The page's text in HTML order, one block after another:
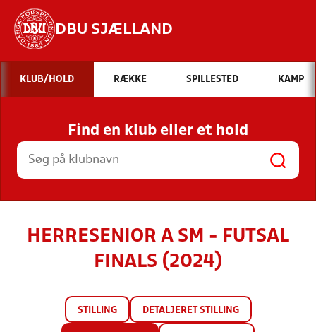
DBU SJÆLLAND
Hvad vil du søge efter?
INDHOLD OG NYHEDER
STILLINGER, RESULTATER, KLUBBER OG
HOLD
KLUB/HOLD RÆKKE SPILLESTED KAMP
Find en klub eller et hold
HERRESENIOR A SM - FUTSAL
FINALS (2024)
STILLING DETALJERET STILLING